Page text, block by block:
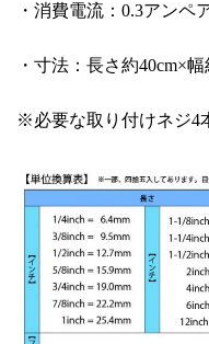
・消費電流：0.3アンペ
・寸法：長さ約40cm×
※必要な取り付けネジ4